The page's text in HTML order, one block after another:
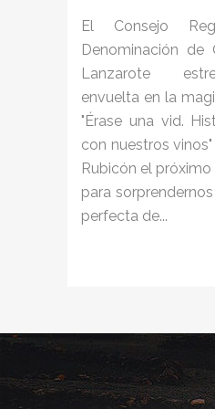
El Consejo
Denominación de
Lanzarote
envuelta en la
"Érase una vid.
con nuestros
Rubicón el
para
perfecta de...